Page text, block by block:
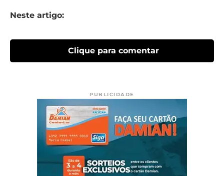
Neste artigo:
Clique para comentar
PUBLICIDADE